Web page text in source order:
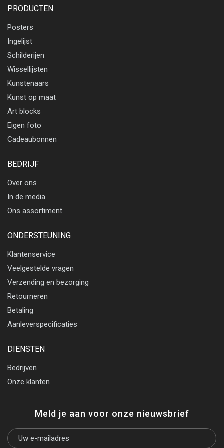
PRODUCTEN
Posters
Ingelijst
Schilderijen
Wissellijsten
Kunstenaars
Kunst op maat
Art blocks
Eigen foto
Cadeaubonnen
BEDRIJF
Over ons
In de media
Ons assortiment
ONDERSTEUNING
Klantenservice
Veelgestelde vragen
Verzending en bezorging
Retourneren
Betaling
Aanleverspecificaties
DIENSTEN
Bedrijven
Onze klanten
Meld je aan voor onze nieuwsbrief